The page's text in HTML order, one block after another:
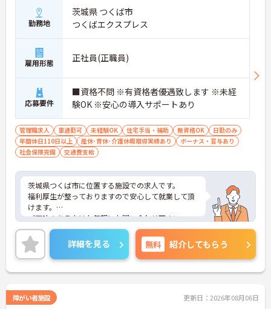
勤務地
茨城県 つくば市
つくばエクスプレス
雇用形態 正社員(正職員)
応募要件
■資格不問 ※有資格者優遇致します ※未経
験OK ※安心の導入サポートあり
管理職求人 車通勤可 未経験OK 住宅手当・補助 無資格OK
日勤のみ
年間休日110日以上
産休･育休･介護休暇取得実績あり
ボーナス・賞与あり
社会保険完備
交通費支給
茨城県つくば市に位置する施設での求人です。
福利厚生が整っておりますので安心して就業して頂
けます。
ご興味のある方はお気軽にお問い合わせ下さい。
詳細を見る 無料 紹介してもらう
障がい者施設 更新日：2026年08月06日